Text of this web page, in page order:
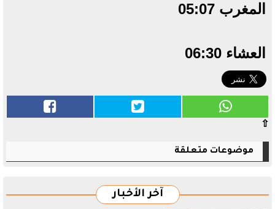
المغرب 05:07
العشاء 06:30
⇧
موضوعات متعلقة
آخر الأخبار